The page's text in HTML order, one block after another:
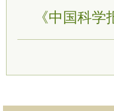
《中国科学